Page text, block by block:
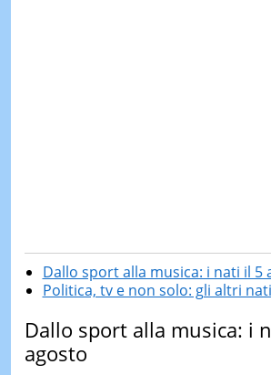
Dallo sport alla musica: i nati il 5
Politica, tv e non solo: gli altri
Dallo sport alla musica: i
agosto